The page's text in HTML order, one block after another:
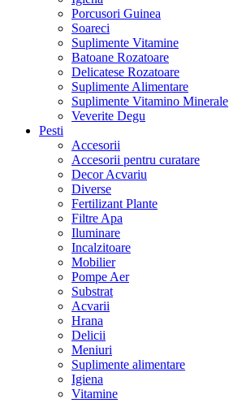
Porcusori Guinea
Soareci
Suplimente Vitamine
Batoane Rozatoare
Delicatese Rozatoare
Suplimente Alimentare
Suplimente Vitamino Minerale
Veverite Degu
Pesti
Accesorii
Accesorii pentru curatare
Decor Acvariu
Diverse
Fertilizant Plante
Filtre Apa
Iluminare
Incalzitoare
Mobilier
Pompe Aer
Substrat
Acvarii
Hrana
Delicii
Meniuri
Suplimente alimentare
Igiena
Vitamine